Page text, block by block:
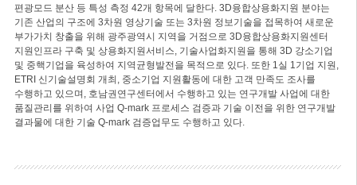
편광모드 분산 등 특성 측정 42개 항목에 달한다. 3D융합상용화지원 분야는
기존 산업의 구조에 3차원 영상기술 또는 3차원 정보기술을 접목하여 새로운
부가가치 창출을 위해 광주광역시 지역을 거점으로 3D융합상용화지원센터
지원인프라 구축 및 상용화지원서비스, 기술사업화지원을 통해 3D 강소기업
및 중핵기업을 육성하여 지역균형발전을 목적으로 있다. 또한 1실 1기업 지원,
ETRI 신기술설명회 개최, 중소기업 지원활동에 대한 고객 만족도 조사를
수행하고 있으며, 호남권연구센터에서 수행하고 있는 연구개발 사업에 대한
품질관리를 위하여 사업 Q-mark 프로세스 검증과 기술 이전을 위한 연구개발
결과물에 대한 기술 Q-mark 검증업무도 수행하고 있다.